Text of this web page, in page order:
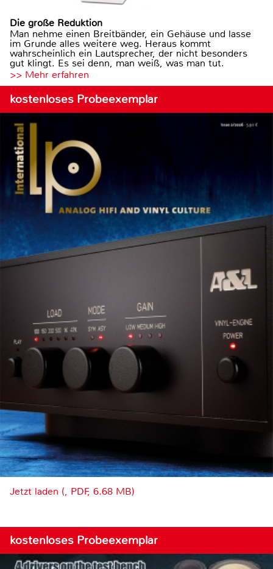
Die große Reduktion
Man nehme einen Breitbänder, ein Gehäuse und lasse
im Grunde alles weitere weg. Heraus kommt
wahrscheinlich ein Lautsprecher, der nicht besonders
gut klingt. Es sei denn, man weiß, was man tut.
>> Mehr erfahren
kostenloses Probeexemplar
Jetzt laden (, PDF, 6.68 MB)
kostenloses Probeexemplar